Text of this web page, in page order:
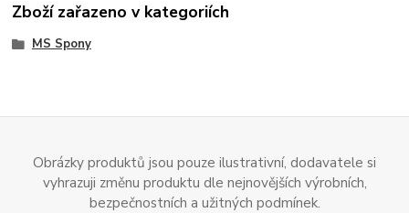
Zboží zařazeno v kategoriích
MS Spony
Obrázky produktů jsou pouze ilustrativní, dodavatele si
vyhrazuji změnu produktu dle nejnovějších výrobních,
bezpečnostních a užitných podmínek.